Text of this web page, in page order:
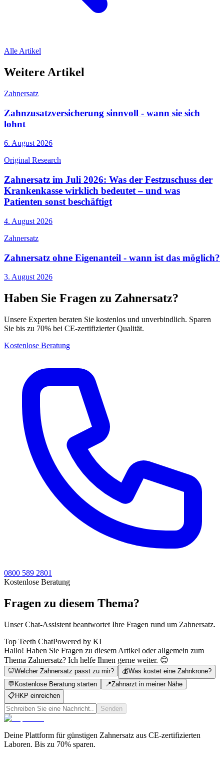
Alle Artikel
Weitere Artikel
Zahnersatz
Zahnzusatzversicherung sinnvoll - wann sie sich
lohnt
6. August 2026
Original Research
Zahnersatz im Juli 2026: Was der Festzuschuss der
Krankenkasse wirklich bedeutet – und was
Patienten sonst beschäftigt
4. August 2026
Zahnersatz
Zahnersatz ohne Eigenanteil - wann ist das möglich?
3. August 2026
Haben Sie Fragen zu Zahnersatz?
Unsere Experten beraten Sie kostenlos und unverbindlich. Sparen
Sie bis zu 70% bei CE-zertifizierter Qualität.
Kostenlose Beratung
0800 589 2801
Kostenlose Beratung
Fragen zu diesem Thema?
Unser Chat-Assistent beantwortet Ihre Fragen rund um Zahnersatz.
Top Teeth ChatPowered by KI
Hallo! Haben Sie Fragen zu diesem Artikel oder allgemein zum
Thema Zahnersatz? Ich helfe Ihnen gerne weiter. 😊
🦷Welcher Zahnersatz passt zu mir? 💰Was kostet eine Zahnkrone?
💬 Kostenlose Beratung starten 📍Zahnarzt in meiner Nähe
📋 HKP einreichen
Senden
Deine Plattform für günstigen Zahnersatz aus CE-zertifizierten
Laboren. Bis zu 70% sparen.